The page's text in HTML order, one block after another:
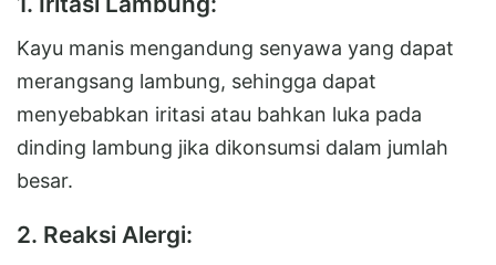
Kayu manis mengandung senyawa yang dapat
merangsang lambung, sehingga dapat
menyebabkan iritasi atau bahkan luka pada
dinding lambung jika dikonsumsi dalam jumlah
besar.
2. Reaksi Alergi: